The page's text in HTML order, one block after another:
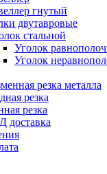
гнутый
двутавровые
стальной
Уголок
Уголок
резка металла
резка
резка
доставка